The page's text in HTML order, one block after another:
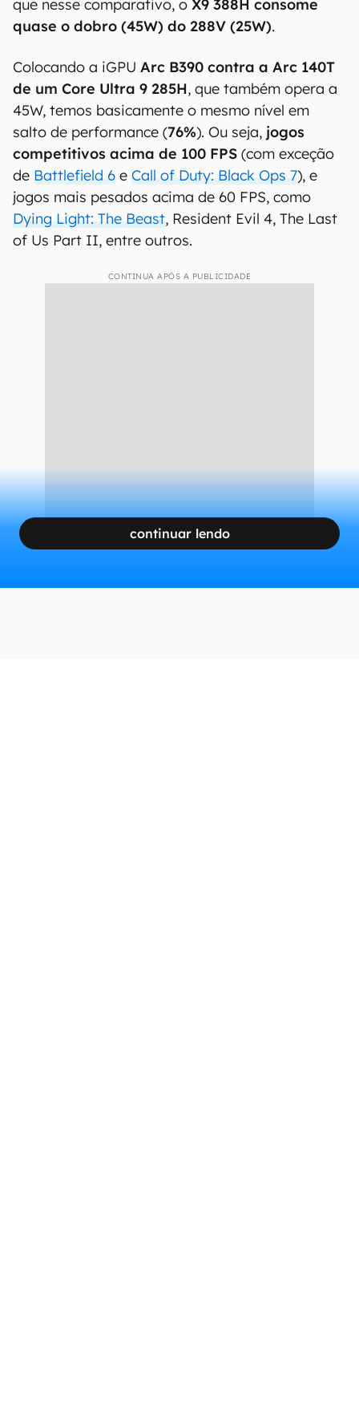
que nesse comparativo, o X9 388H consome
quase o dobro (45W) do 288V (25W).
Colocando a iGPU Arc B390 contra a Arc 140T
de um Core Ultra 9 285H, que também opera a
45W, temos basicamente o mesmo nível em
salto de performance (76%). Ou seja, jogos
competitivos acima de 100 FPS (com exceção
de Battlefield 6 e Call of Duty: Black Ops 7), e
jogos mais pesados acima de 60 FPS, como
Dying Light: The Beast, Resident Evil 4, The Last
of Us Part II, entre outros.
CONTINUA APÓS A PUBLICIDADE
continuar lendo